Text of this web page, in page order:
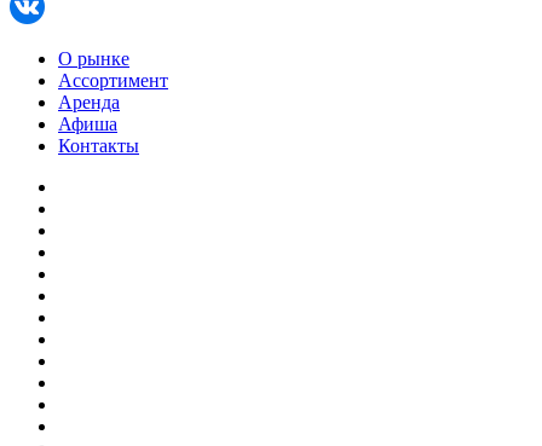
О рынке
Ассортимент
Аренда
Афиша
Контакты